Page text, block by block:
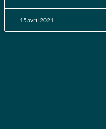
15 avril 2021